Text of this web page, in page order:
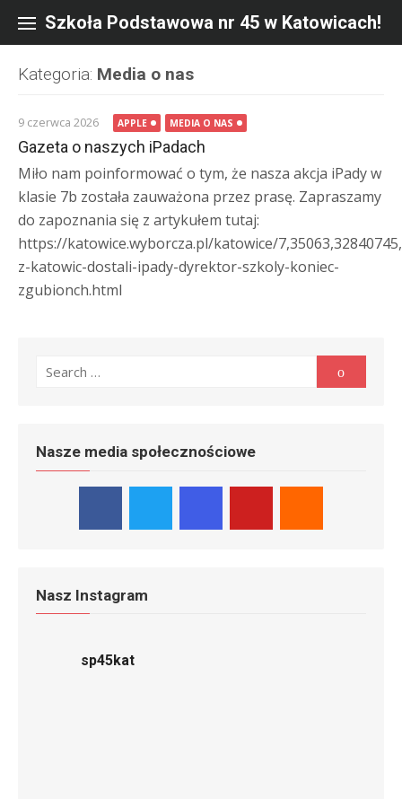
content
Szkoła Podstawowa nr 45 w Katowicach!
Kategoria: Media o nas
9 czerwca 2026 APPLE MEDIA O NAS
Gazeta o naszych iPadach
Miło nam poinformować o tym, że nasza akcja iPady w
klasie 7b została zauważona przez prasę. Zapraszamy
do zapoznania się z artykułem tutaj:
https://katowice.wyborcza.pl/katowice/
z-katowic-dostali-ipady-dyrektor-szkoly-koniec-
zgubionch.html
for:
Nasze media społecznościowe
Nasz Instagram
sp45kat